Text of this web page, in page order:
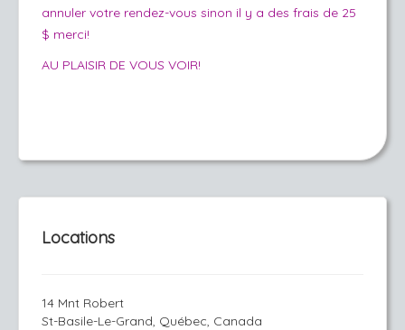
annuler votre rendez-vous sinon il y a des frais de 25
$ merci!
AU PLAISIR DE VOUS VOIR!
Locations
14 Mnt Robert
St-Basile-Le-Grand, Québec, Canada